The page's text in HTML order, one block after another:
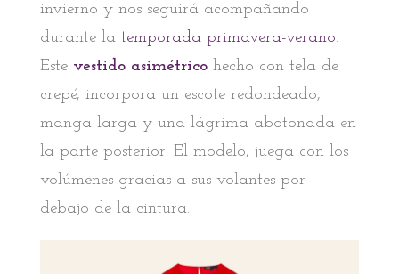
invierno y nos seguirá acompañando
durante la temporada primavera-verano.
Este vestido asimétricohecho con tela de
crepé, incorpora un escote redondeado,
manga larga y una lágrima abotonada en
la parte posterior. El modelo, juega con los
volúmenes gracias a sus volantes por
debajo de la cintura.